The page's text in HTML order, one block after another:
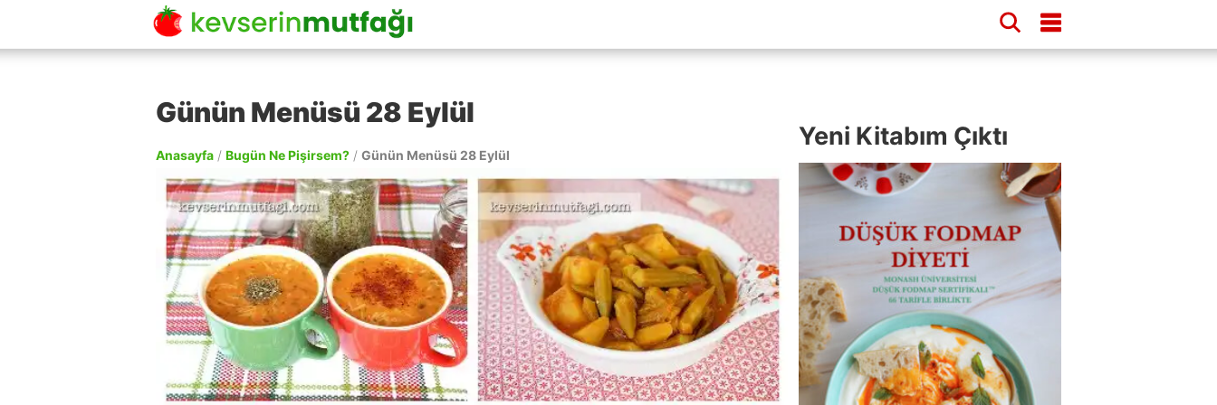
Günün Menüsü 28 Eylül
Anasayfa / Bugün Ne Pişirsem? / Günün Menüsü 28 Eylül
Yeni Kitabım Çıktı